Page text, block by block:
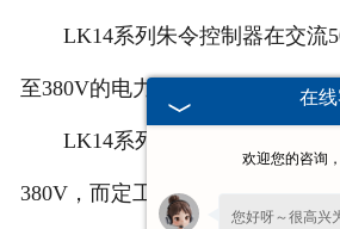
辽宁主
辽宁滤
辽宁触
LK14系列朱令控制器在交流
至380V的电力传动装置中，作频
LK14系列
380V，而定工作电流2.6V，约定
在
欢迎您的咨询
您好呀～很高兴